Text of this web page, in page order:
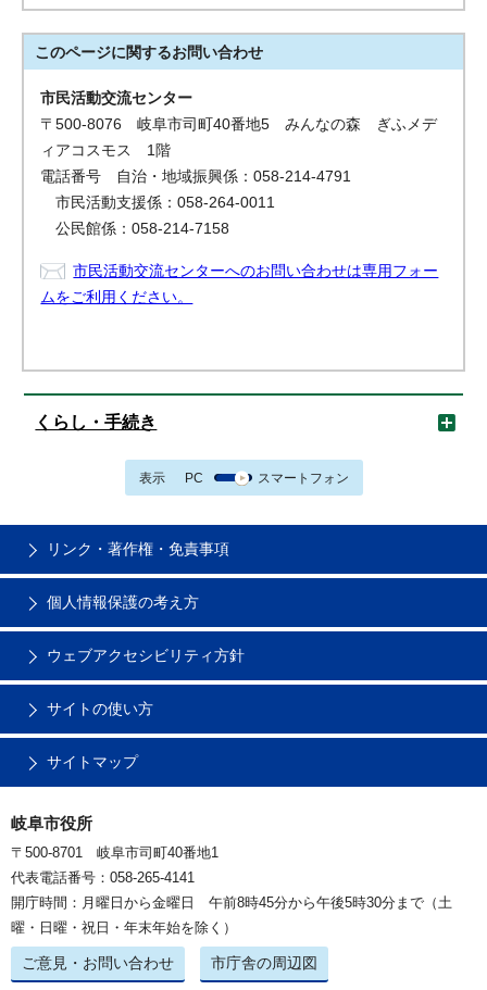
このページに関するお問い合わせ
市民活動交流センター
〒500-8076 岐阜市司町40番地5 みんなの森 ぎふメデ
ィアコスモス 1階
電話番号 自治・地域振興係：058-214-4791
市民活動支援係：058-264-0011
公民館係：058-214-7158
市民活動交流センターへのお問い合わせは専用フォー
ムをご利用ください。
くらし・手続き
表示 PC スマートフォン
リンク・著作権・免責事項
個人情報保護の考え方
ウェブアクセシビリティ方針
サイトの使い方
サイトマップ
岐阜市役所
〒500-8701 岐阜市司町40番地1
代表電話番号：058-265-4141
開庁時間：月曜日から金曜日 午前8時45分から午後5時30分まで（土
曜・日曜・祝日・年末年始を除く）
ご意見・お問い合わせ 市庁舎の周辺図